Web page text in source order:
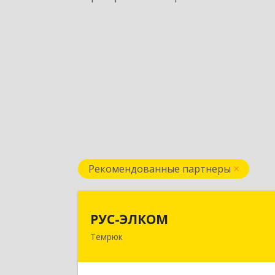
Рекомендованные партнеры
РУС-ЭЛКОМ
Темрюк